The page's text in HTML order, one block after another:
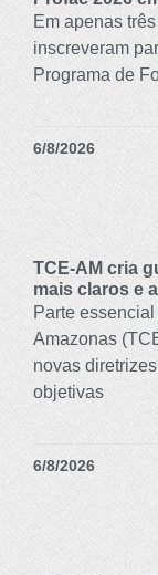
Em apenas
inscreveram
Programa de
6/8/2026
TCE-AM cria
mais claros e
Parte
Amazonas
novas
objetivas
6/8/2026